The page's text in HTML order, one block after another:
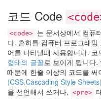
코드 Code
<code> 는 문서상에서 컴퓨
다. 흔히틀 컴퓨터 프로그래
어를 나타낼때 사용합니다.
형태의 글꼴로 보이게 됩니다.
때문에 한줄 이상의 코드를 써
(CSS,Cascading Style Sheets)
을 선언해서 쓰거나, <pre>